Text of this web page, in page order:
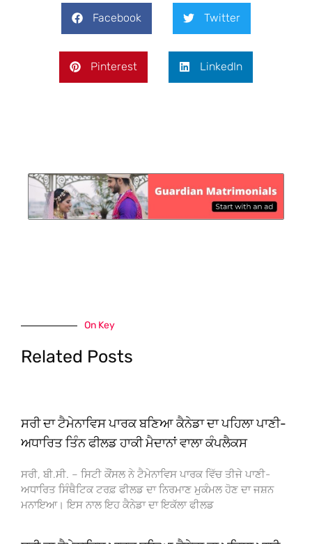
Facebook Twitter
Pinterest LinkedIn
On Key
Related Posts
ਸਰੀ ਦਾ ਟੈਮੇਨਾਵਿਸ ਪਾਰਕ ਬਣਿਆ ਕੈਨੇਡਾ ਦਾ ਪਹਿਲਾ ਪਾਣੀ-
ਅਧਾਰਿਤ ਤਿੰਨ ਫੀਲਡ ਹਾਕੀ ਮੈਦਾਨਾਂ ਵਾਲਾ ਕੰਪਲੈਕਸ
ਸਰੀ, ਬੀ.ਸੀ. – ਸਿਟੀ ਕੌਂਸਲ ਨੇ ਟੈਮੇਨਾਵਿਸ ਪਾਰਕ ਵਿੱਚ ਤੀਜੇ ਪਾਣੀ-
ਅਧਾਰਿਤ ਸਿੰਥੈਟਿਕ ਟਰਫ਼ ਫੀਲਡ ਦਾ ਨਿਰਮਾਣ ਮੁਕੰਮਲ ਹੋਣ ਦਾ ਜਸ਼ਨ
ਮਨਾਇਆ। ਇਸ ਨਾਲ ਇਹ ਕੈਨੇਡਾ ਦਾ ਇਕੱਲਾ ਫੀਲਡ